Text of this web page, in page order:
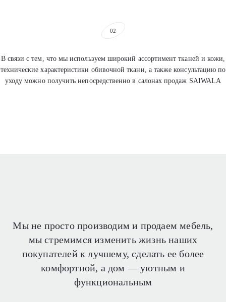
02
В связи с тем, что мы используем широкий ассортимент тканей и кожи,
технические характеристики обивочной ткани, а также консультацию по
уходу можно получить непосредственно в салонах продаж SAIWALA
Мы не просто производим и продаем мебель,
мы стремимся изменить жизнь наших
покупателей к лучшему, сделать ее более
комфортной, а дом —уютным и
функциональным